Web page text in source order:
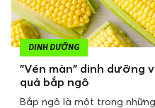
DINH DƯỠNG
"Vén màn" dinh dưỡng
quả bắp ngô
Bắp ngô là một trong